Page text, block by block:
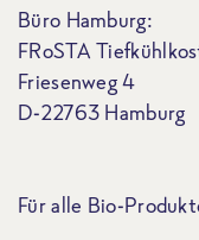
Büro Hamburg:
FRoSTA
Friesenweg 4
D-22763 Hamburg
Für alle Bio-